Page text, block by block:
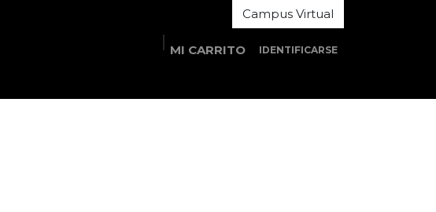
Campus Virtual
MI CARRITO IDENTIFICARSE